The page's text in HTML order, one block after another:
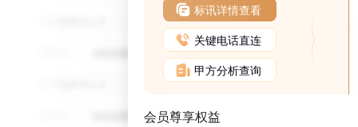
标讯详情查看
关键电话直连
甲方分析查询
会员尊享权益